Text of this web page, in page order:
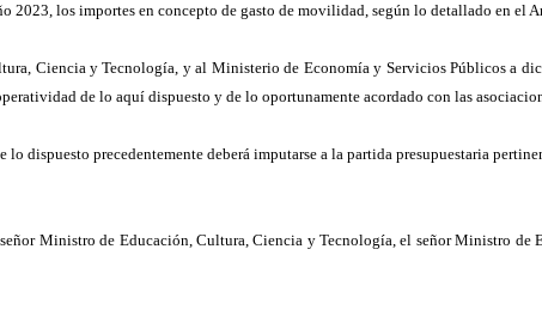
2023, los importes en concepto de gasto de movilidad, según lo detallado en el
Ciencia y Tecnología, y al Ministerio de Economía y Servicios Públicos a
de lo aquí dispuesto y de lo oportunamente acordado con las
lo dispuesto precedentemente deberá imputarse a la partida presupuestaria
Ministro de Educación, Cultura, Ciencia y Tecnología, el señor Ministro de